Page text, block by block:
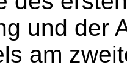
und der
am